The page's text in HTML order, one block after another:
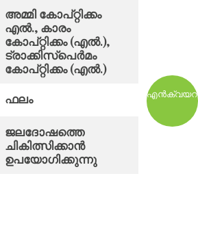
അമ്മി കോപ്റ്റിക്കം
എൽ., കാരം
കോപ്റ്റിക്കം (എൽ.),
ട്രാക്കിസ്‌പെർമം
കോപ്റ്റിക്കം (എൽ.)
ഫലം
ജലദോഷത്തെ
ചികിത്സിക്കാൻ
ഉപയോഗിക്കുന്നു